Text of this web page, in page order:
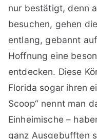
nur bestätigt, denn
besuchen, gehen die
entlang, gebannt
Hoffnung eine
entdecken. Diese
Florida sogar ihren
Scoop“ nennt man
Einheimische –
ganz Ausgebufften